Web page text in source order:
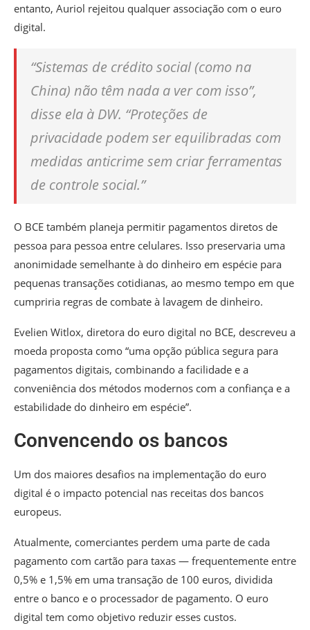
entanto, Auriol rejeitou qualquer associação com o euro
digital.
“Sistemas de crédito social (como na
China) não têm nada a ver com isso”,
disse ela à DW. “Proteções de
privacidade podem ser equilibradas com
medidas anticrime sem criar ferramentas
de controle social.”
O BCE também planeja permitir pagamentos diretos de
pessoa para pessoa entre celulares. Isso preservaria uma
anonimidade semelhante à do dinheiro em espécie para
pequenas transações cotidianas, ao mesmo tempo em que
cumpriria regras de combate à lavagem de dinheiro.
Evelien Witlox, diretora do euro digital no BCE, descreveu a
moeda proposta como “uma opção pública segura para
pagamentos digitais, combinando a facilidade e a
conveniência dos métodos modernos com a confiança e a
estabilidade do dinheiro em espécie”.
Convencendo os bancos
Um dos maiores desafios na implementação do euro
digital é o impacto potencial nas receitas dos bancos
europeus.
Atualmente, comerciantes perdem uma parte de cada
pagamento com cartão para taxas — frequentemente entre
0,5% e 1,5% em uma transação de 100 euros, dividida
entre o banco e o processador de pagamento. O euro
digital tem como objetivo reduzir esses custos.